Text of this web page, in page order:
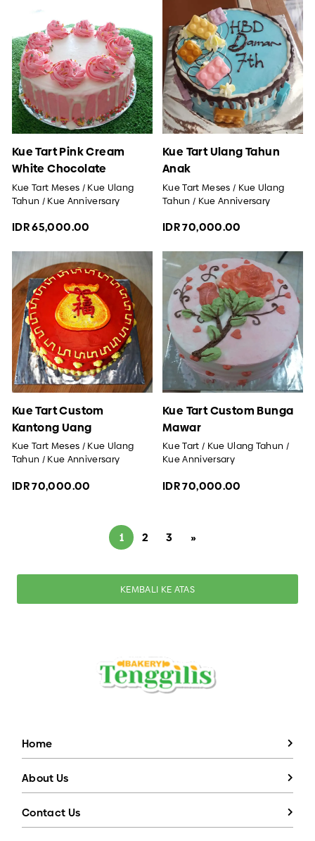
Kue Tart Pink Cream
White Chocolate
Kue Tart Meses / Kue Ulang
Tahun / Kue Anniversary
IDR 65,000.00
Kue Tart Ulang Tahun
Anak
Kue Tart Meses / Kue Ulang
Tahun / Kue Anniversary
IDR 70,000.00
Kue Tart Custom
Kantong Uang
Kue Tart Meses / Kue Ulang
Tahun / Kue Anniversary
IDR 70,000.00
Kue Tart Custom Bunga
Mawar
Kue Tart / Kue Ulang Tahun /
Kue Anniversary
IDR 70,000.00
1 2 3 »
KEMBALI KE ATAS
Home
About Us
Contact Us